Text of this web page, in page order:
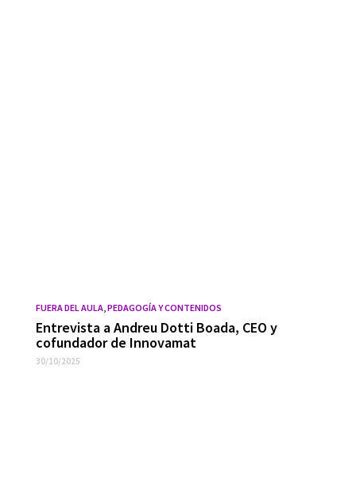
FUERA DEL AULA,PEDAGOGÍA Y CONTENIDOS
Entrevista a Andreu Dotti Boada, CEO y
cofundador de Innovamat
30/10/2025